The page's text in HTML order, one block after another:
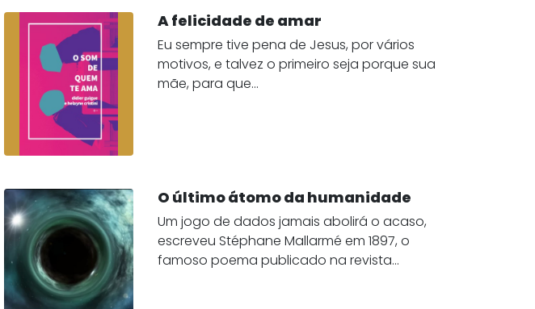
A felicidade de amar
Eu sempre tive pena de Jesus, por vários
motivos, e talvez o primeiro seja porque sua
mãe, para que...
O último átomo da humanidade
Um jogo de dados jamais abolirá o acaso,
escreveu Stéphane Mallarmé em 1897, o
famoso poema publicado na revista...